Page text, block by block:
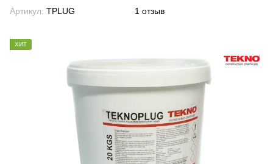
Артикул: TPLUG 1 отзыв
ХИТ